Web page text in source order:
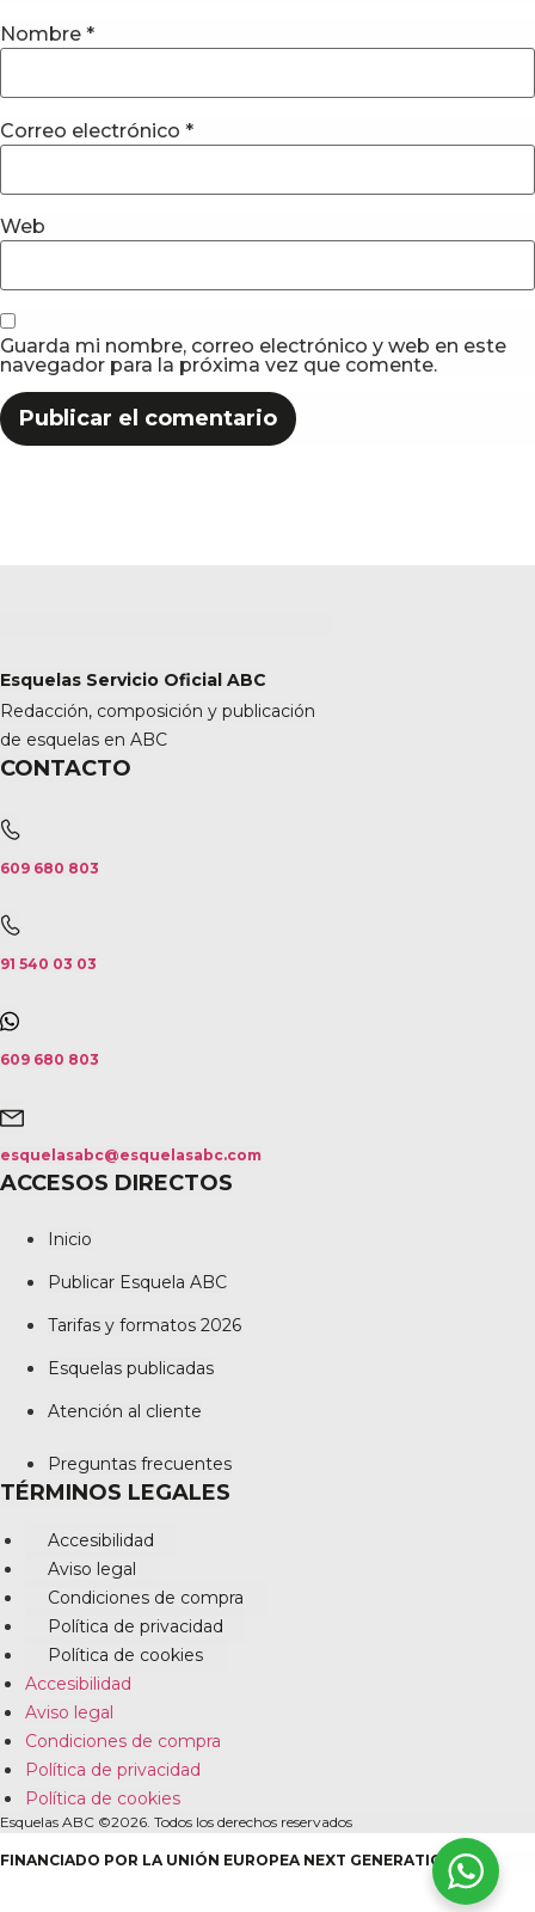
Nombre *
Correo electrónico *
Web
Guarda mi nombre, correo electrónico y web en este
navegador para la próxima vez que comente.
Esquelas Servicio Oficial ABC
Redacción, composición y publicación
de esquelas en ABC
CONTACTO
609 680 803
91 540 03 03
609 680 803
esquelasabc@esquelasabc.com
ACCESOS DIRECTOS
Inicio
Publicar Esquela ABC
Tarifas y formatos 2026
Esquelas publicadas
Atención al cliente
Preguntas frecuentes
TÉRMINOS LEGALES
Accesibilidad
Aviso legal
Condiciones de compra
Política de privacidad
Política de cookies
Accesibilidad
Aviso legal
Condiciones de compra
Política de privacidad
Política de cookies
Esquelas ABC ©2026. Todos los derechos reservados
FINANCIADO POR LA UNIÓN EUROPEA NEXT GENERATION EU